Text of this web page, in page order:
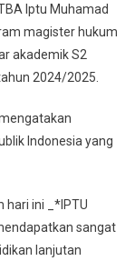
Iptu Muhamad
magister hukum
akademik S2
2024/2025.
Indonesia yang
hari ini _*IPTU
sangat
lanjutan